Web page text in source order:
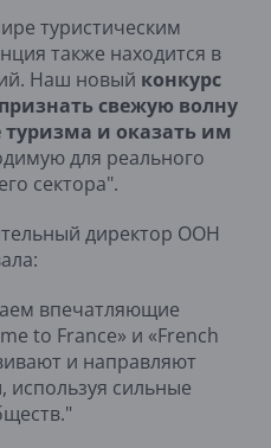
туристическим
также находится в
Наш новый конкурс
свежую волну
туризма и оказать им
для реального
сектора".
директор ООН
впечатляющие
to France» и «French
и направляют
сильные